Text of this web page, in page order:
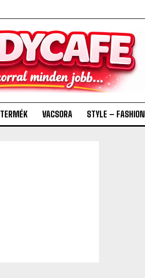
TERMÉK VACSORA STYLE – FASHION